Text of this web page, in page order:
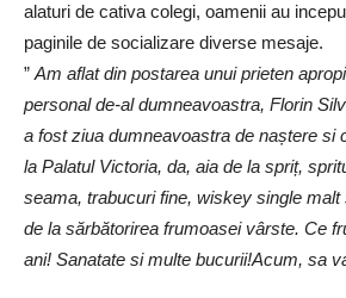
alaturi de cativa colegi, oamenii au
paginile de socializare diverse mesaje.
”Am aflat din postarea unui prieten
personal de-al dumneavoastra, Florin
a fost ziua dumneavoastra de naștere si
la Palatul Victoria, da, aia de la spriț,
seama, trabucuri fine, wiskey single
de la sărbătorirea frumoasei vârste. Ce
ani! Sanatate si multe bucurii!Acum, sa